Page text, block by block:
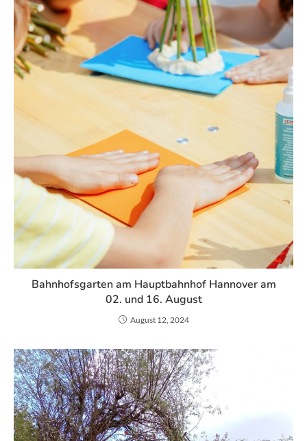
Bahnhofsgarten am Hauptbahnhof Hannover am
02. und 16. August
August 12, 2024